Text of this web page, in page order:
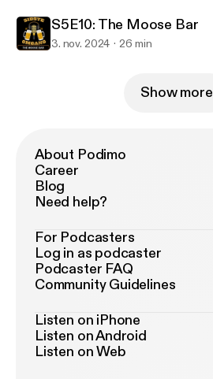
S5E10: The Moose Bar
3. nov. 2024 26 min
Show more
About Podimo
Career
Blog
Need help?
For Podcasters
Log in as podcaster
Podcaster FAQ
Community Guidelines
Listen on iPhone
Listen on Android
Listen on Web